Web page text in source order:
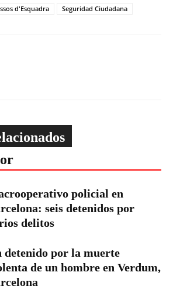
d'Esquadra Seguridad Ciudadana
policial en
seis detenidos por
delitos
detenido por la muerte
de un hombre en Verdum,